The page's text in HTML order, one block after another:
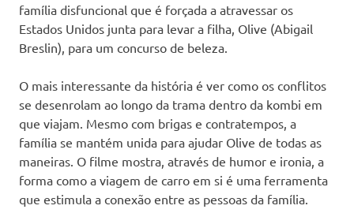
família disfuncional que é forçada a atravessar os
Estados Unidos junta para levar a filha, Olive (Abigail
Breslin), para um concurso de beleza.
O mais interessante da história é ver como os conflitos
se desenrolam ao longo da trama dentro da kombi em
que viajam. Mesmo com brigas e contratempos, a
família se mantém unida para ajudar Olive de todas as
maneiras. O filme mostra, através de humor e ironia, a
forma como a viagem de carro em si é uma ferramenta
que estimula a conexão entre as pessoas da família.